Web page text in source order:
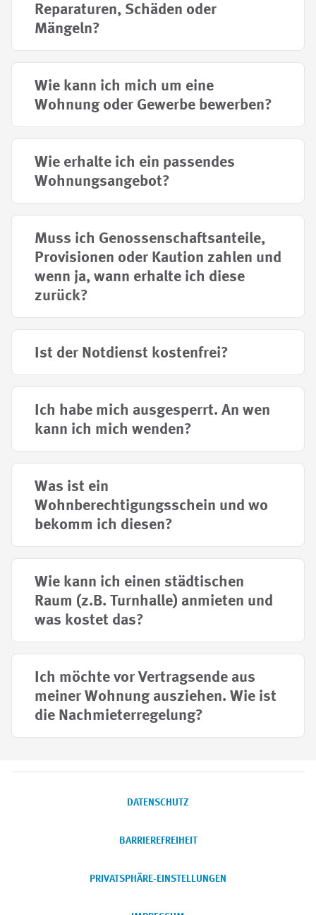
Reparaturen, Schäden oder
Mängeln?
Wie kann ich mich um eine
Wohnung oder Gewerbe bewerben?
Wie erhalte ich ein passendes
Wohnungsangebot?
Muss ich Genossenschaftsanteile,
Provisionen oder Kaution zahlen und
wenn ja, wann erhalte ich diese
zurück?
Ist der Notdienst kostenfrei?
Ich habe mich ausgesperrt. An wen
kann ich mich wenden?
Was ist ein
Wohnberechtigungsschein und wo
bekomm ich diesen?
Wie kann ich einen städtischen
Raum (z.B. Turnhalle) anmieten und
was kostet das?
Ich möchte vor Vertragsende aus
meiner Wohnung ausziehen. Wie ist
die Nachmieterregelung?
DATENSCHUTZ
BARRIEREFREIHEIT
PRIVATSPHÄRE-EINSTELLUNGEN